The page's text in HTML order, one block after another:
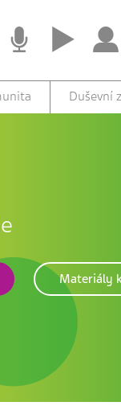
Duševní
Materiály